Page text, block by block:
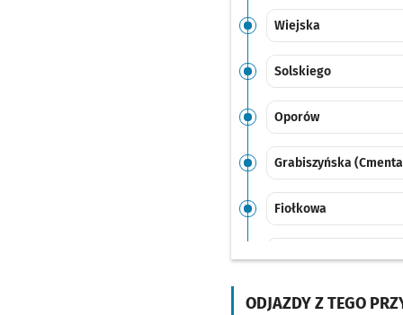
Wiejska
Solskiego
Oporów
Grabiszyńska
Fiołkowa
Ostrowskiego NŻ
ODJAZDY Z TEGO